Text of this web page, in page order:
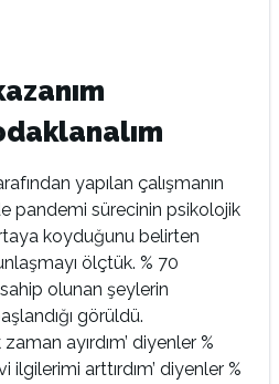
yapılan çalışmanın
pandemi sürecinin psikolojik
koyduğunu belirten
ölçtük. % 70
olunan şeylerin
görüldü.
ayırdım’ diyenler %
ilgilerimi arttırdım’ diyenler %